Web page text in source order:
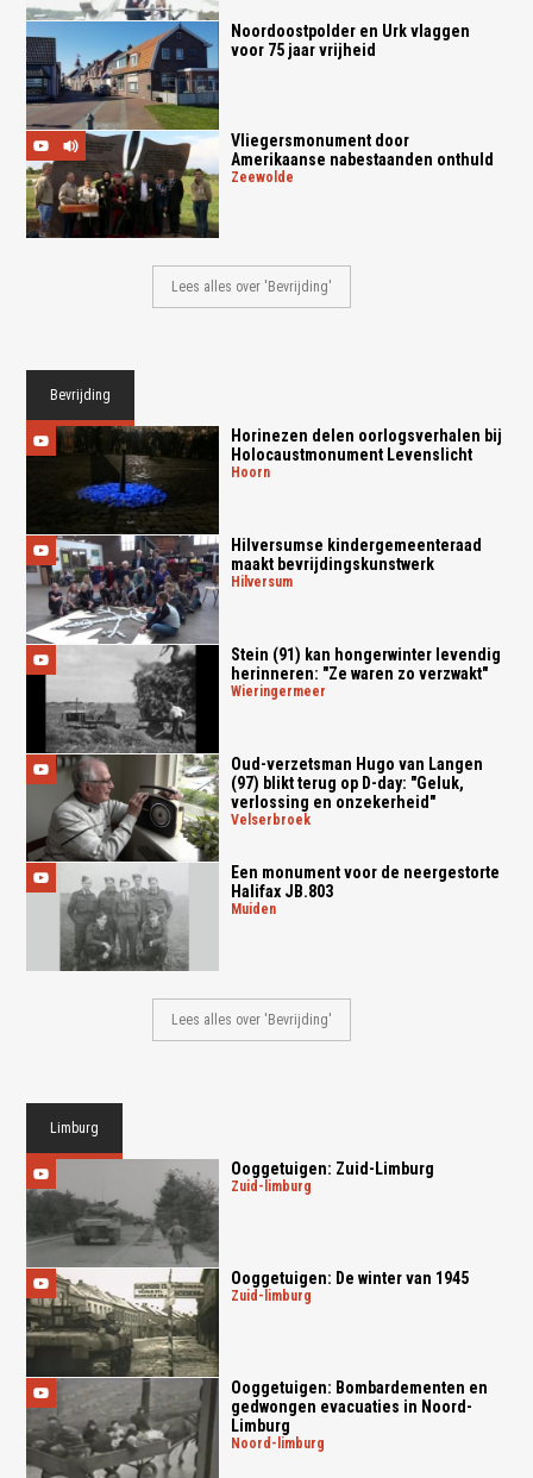
Noordoostpolder en Urk vlaggen
voor 75 jaar vrijheid
Vliegersmonument door
Amerikaanse nabestaanden onthuld
zeewolde
Lees alles over 'Bevrijding'
Bevrijding
Horinezen delen oorlogsverhalen bij
Holocaustmonument Levenslicht
hoorn
Hilversumse kindergemeenteraad
maakt bevrijdingskunstwerk
hilversum
Stein (91) kan hongerwinter levendig
herinneren: "Ze waren zo verzwakt"
wieringermeer
Oud-verzetsman Hugo van Langen
(97) blikt terug op D-day: "Geluk,
verlossing en onzekerheid"
velserbroek
Een monument voor de neergestorte
Halifax JB.803
muiden
Lees alles over 'Bevrijding'
Limburg
Ooggetuigen: Zuid-Limburg
zuid-limburg
Ooggetuigen: De winter van 1945
zuid-limburg
Ooggetuigen: Bombardementen en
gedwongen evacuaties in Noord-
Limburg
noord-limburg